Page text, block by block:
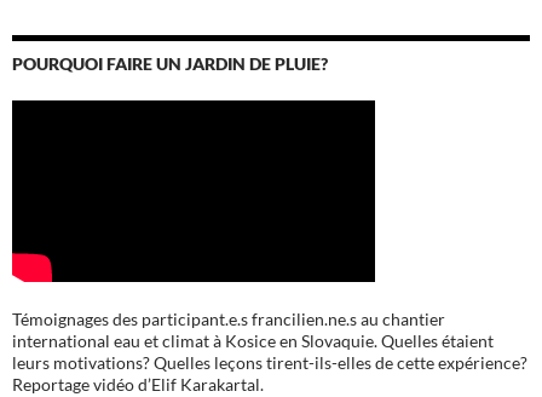
POURQUOI FAIRE UN JARDIN DE PLUIE?
Témoignages des participant.e.s francilien.ne.s au chantier
international eau et climat à Kosice en Slovaquie. Quelles étaient
leurs motivations? Quelles leçons tirent-ils-elles de cette expérience?
Reportage vidéo d’Elif Karakartal.